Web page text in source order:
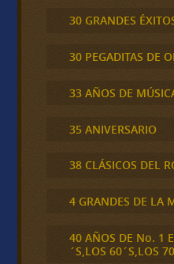
30 GRANDES
30 PEGADITAS DE
33 AÑOS DE
35 ANIVERSARIO
38 CLÁSICOS DEL
4 GRANDES DE LA
40 AÑOS DE No. 1
´S,LOS 60´S,LOS